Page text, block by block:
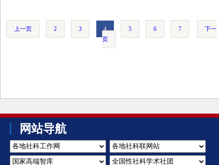
上一页 2 3 4 5 6 7
下一
页
网站导航